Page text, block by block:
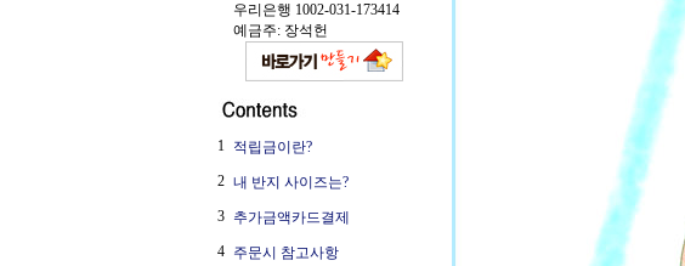
우리은행 1002-031-173414
예금주: 장석헌
1 적립금이란?
2 내 반지 사이즈는?
3 추가금액카드결제
4 주문시 참고사항